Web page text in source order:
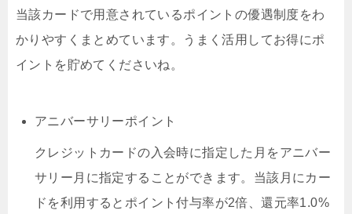
当該カードで用意されているポイントの優遇制度をわ
かりやすくまとめています。うまく活用してお得にポ
イントを貯めてくださいね。
アニバーサリーポイント
クレジットカードの入会時に指定した月をアニバー
サリー月に指定することができます。当該月にカー
ドを利用するとポイント付与率が2倍、還元率1.0%